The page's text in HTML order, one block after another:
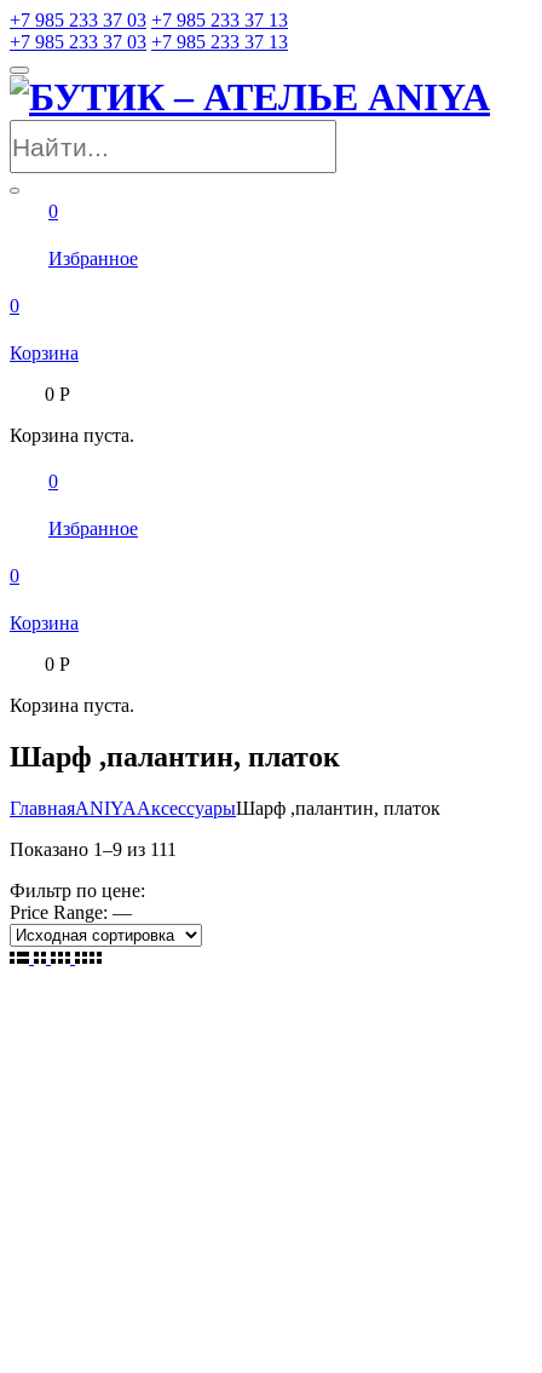
+7 985 233 37 03 +7 985 233 37 13
+7 985 233 37 03 +7 985 233 37 13
0
Избранное
0
Корзина
0Р
Корзина пуста.
0
Избранное
0
Корзина
0Р
Корзина пуста.
Шарф ,палантин, платок
ГлавнаяANIYAАксессуарыШарф ,палантин, платок
Показано 1–9 из 111
Фильтр по цене:
Price Range: —